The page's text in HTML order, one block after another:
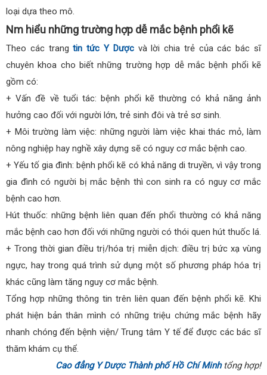
loại dựa theo mô.
Nm hiểu những trường hợp dễ mắc bệnh phổi kẽ
Theo các trangtin tức Y Dượcvà lời chia trẻ của các bác sĩ
chuyên khoa cho biết những trường hợp dễ mắc bệnh phổi kẽ
gồm có:
+ Vấn đề về tuổi tác: bệnh phổi kẽ thường có khả năng ảnh
hưởng cao đối với người lớn, trẻ sinh đôi và trẻ sơ sinh.
+ Môi trường làm việc: những người làm việc khai thác mỏ, làm
nông nghiệp hay nghề xây dựng sẽ có nguy cơ mắc bệnh cao.
+ Yếu tố gia đình: bệnh phổi kẽ có khả năng di truyền, vì vậy trong
gia đình có người bị mắc bệnh thì con sinh ra có nguy cơ mắc
bệnh cao hơn.
Hút thuốc: những bệnh liên quan đến phổi thường có khả năng
mắc bệnh cao hơn đối với những người có thói quen hút thuốc lá.
+ Trong thời gian điều trị/hóa trị miễn dịch: điều trị bức xạ vùng
ngực, hay trong quá trình sử dụng một số phương pháp hóa trị
khác cũng làm tăng nguy cơ mắc bệnh.
Tổng hợp những thông tin trên liên quan đến bệnh phổi kẽ. Khi
phát hiện bản thân mình có những triệu chứng mắc bệnh hãy
nhanh chóng đến bệnh viện/ Trung tâm Y tế để được các bác sĩ
thăm khám cụ thể.
Cao đẳng Y Dược Thành phố Hồ Chí Minhtổng hợp!